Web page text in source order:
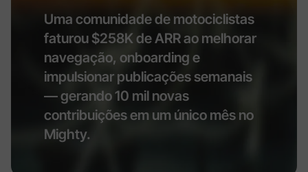
Uma comunidade de motociclistas
faturou $258K de ARR ao melhorar
navegação, onboarding e
impulsionar publicações semanais
— gerando 10 mil novas
contribuições em um único mês no
Mighty.